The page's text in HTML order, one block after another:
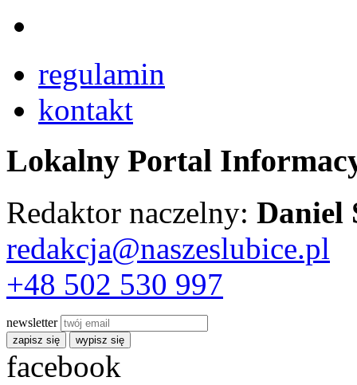
regulamin
kontakt
Lokalny Portal
Redaktor naczelny: Daniel
redakcja@naszeslubice.pl
+48 502 530 997
newsletter
zapisz się wypisz się
facebook